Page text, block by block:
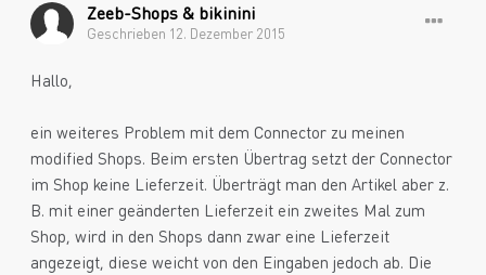
Zeeb-Shops & bikinini
Geschrieben 12. Dezember 2015
Hallo,
ein weiteres Problem mit dem Connector zu meinen
modified Shops. Beim ersten Übertrag setzt der Connector
im Shop keine Lieferzeit. Überträgt man den Artikel aber z.
B. mit einer geänderten Lieferzeit ein zweites Mal zum
Shop, wird in den Shops dann zwar eine Lieferzeit
angezeigt, diese weicht von den Eingaben jedoch ab. Die